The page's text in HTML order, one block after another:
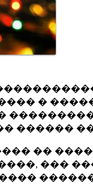
�
������
��
���